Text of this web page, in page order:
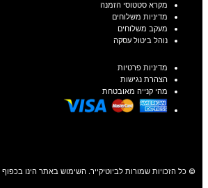
מקרא סטטוסי הזמנה
מדיניות משלוחים
מעקב משלוחים
נוהל ביטול עסקה
מדיניות פרטיות
הצהרת נגישות
מהי קנייה מאובטחת
© כל הזכויות שמורות לביוטיקייר. השימוש באתר הינו